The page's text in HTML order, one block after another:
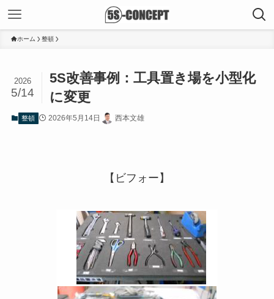
ホーム 整頓
5S改善事例：工具置き場を小型化
に変更
2026
5/14
整頓 2026年5月14日 西本文雄
【ビフォー】